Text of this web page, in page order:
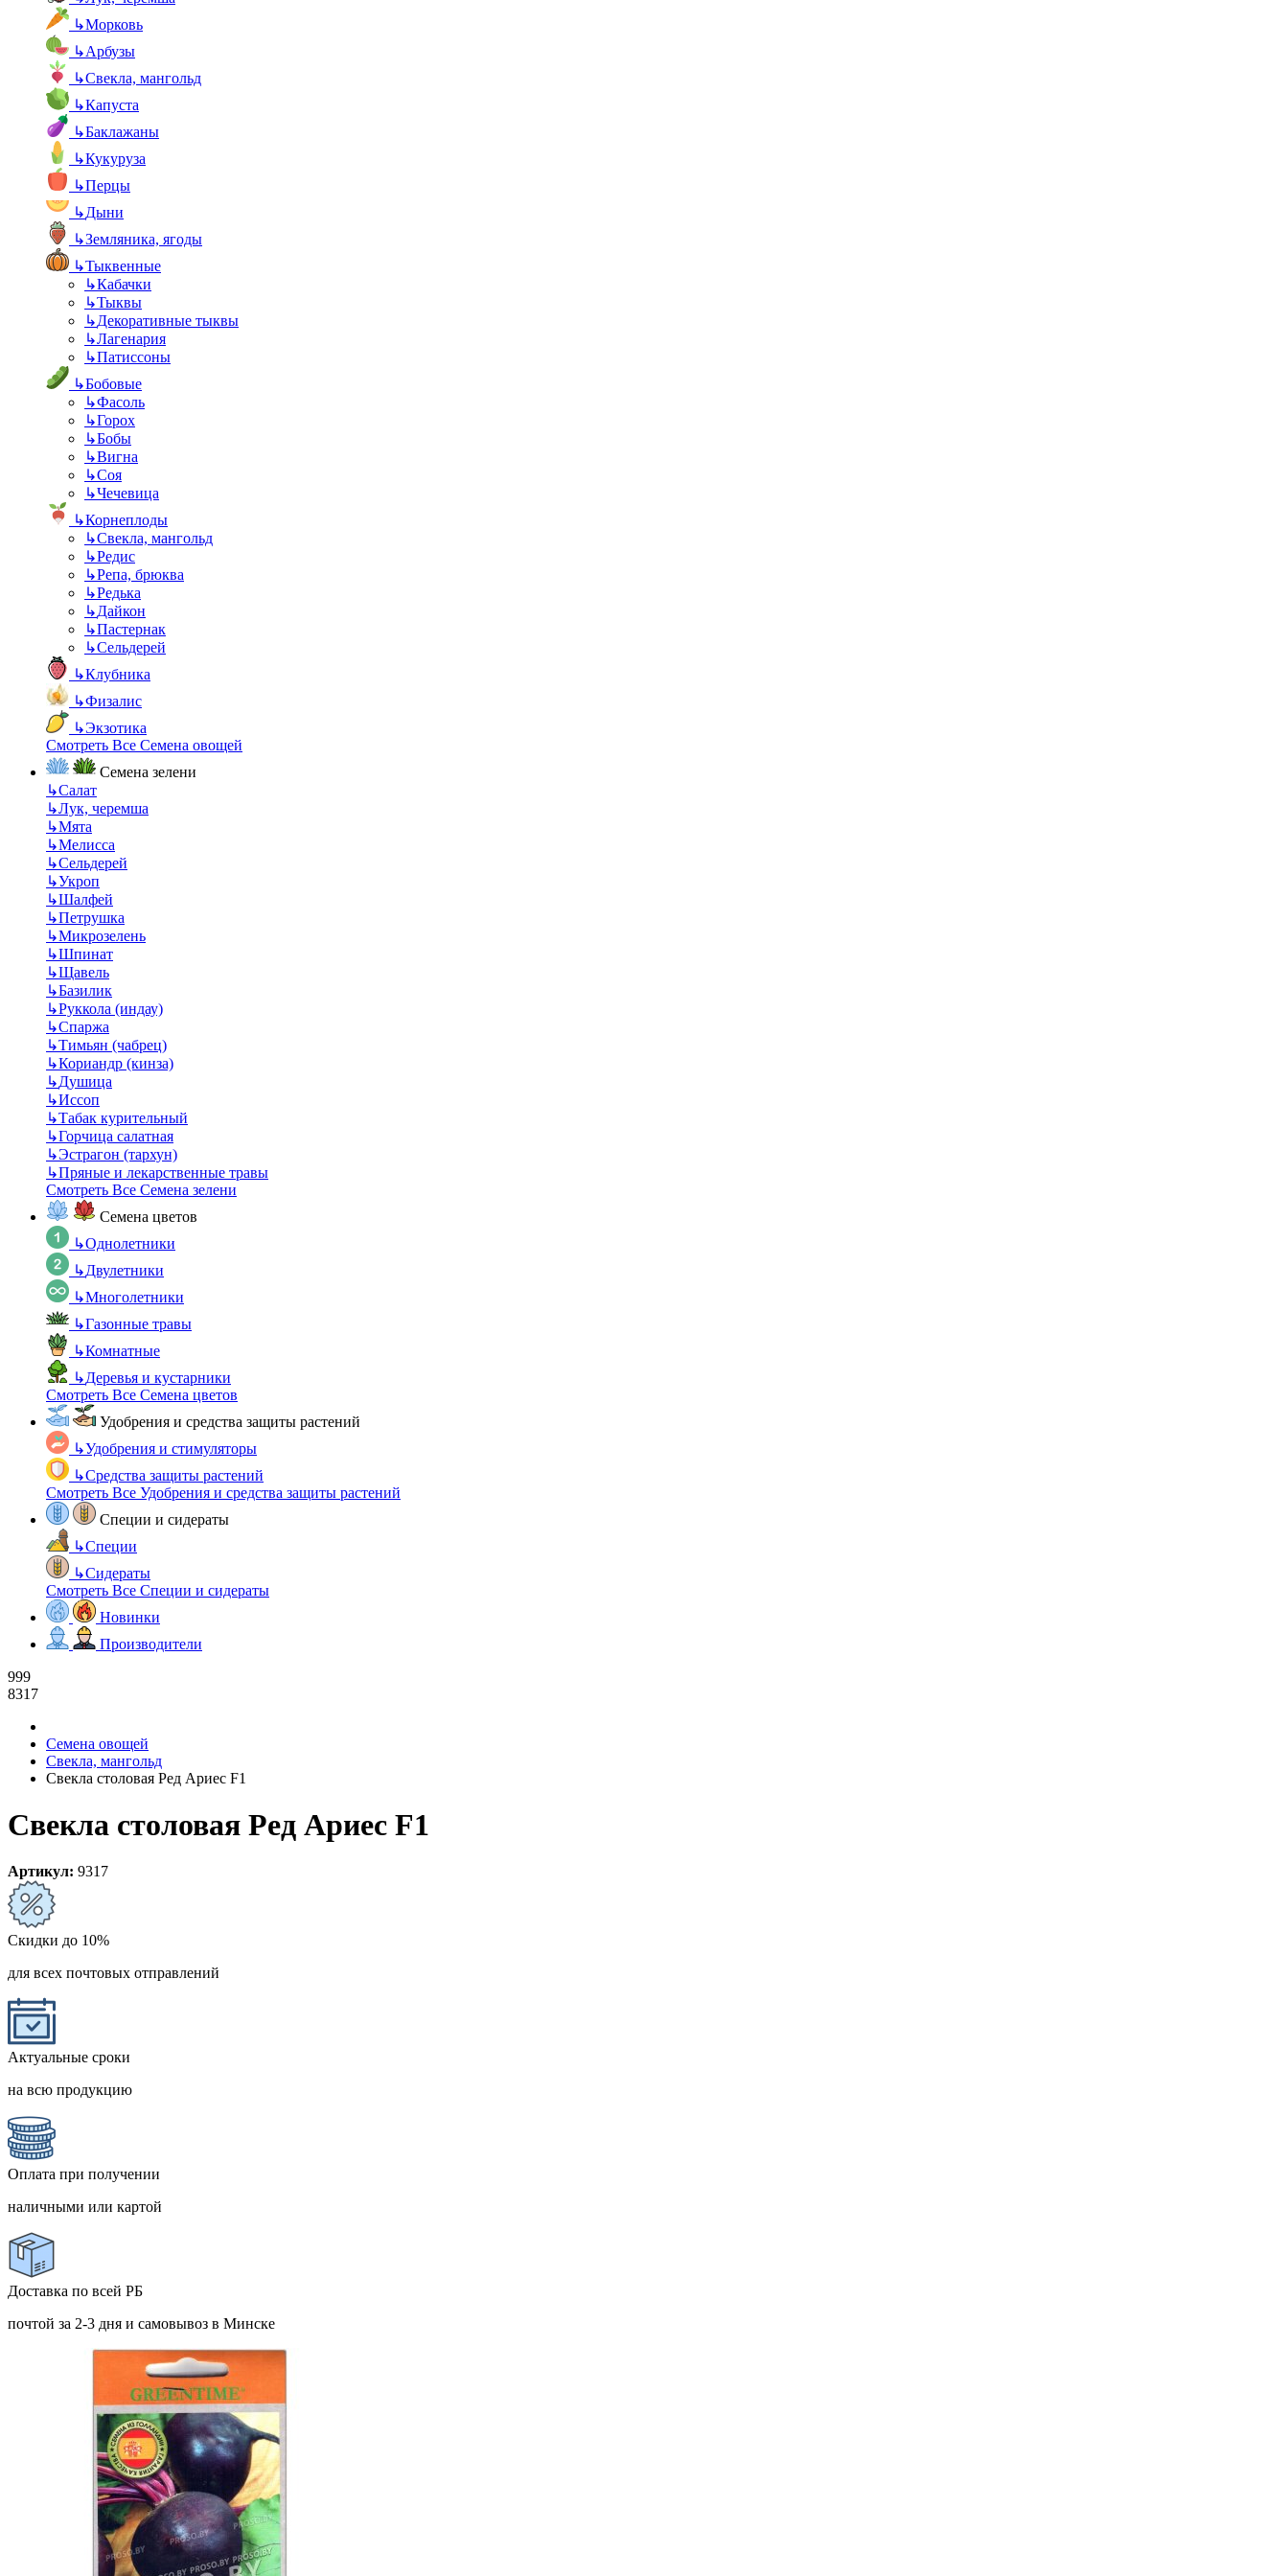
↳Морковь
↳Арбузы
↳Свекла, мангольд
↳Капуста
↳Баклажаны
↳Кукуруза
↳Перцы
↳Дыни
↳Земляника, ягоды
↳Тыквенные
↳Кабачки
↳Тыквы
↳Декоративные тыквы
↳Лагенария
↳Патиссоны
↳Бобовые
↳Фасоль
↳Горох
↳Бобы
↳Вигна
↳Соя
↳Чечевица
↳Корнеплоды
↳Свекла, мангольд
↳Редис
↳Репа, брюква
↳Редька
↳Дайкон
↳Пастернак
↳Сельдерей
↳Клубника
↳Физалис
↳Экзотика
Смотреть Все Семена овощей
Семена зелени
↳Салат
↳Лук, черемша
↳Мята
↳Мелисса
↳Сельдерей
↳Укроп
↳Шалфей
↳Петрушка
↳Микрозелень
↳Шпинат
↳Щавель
↳Базилик
↳Руккола (индау)
↳Спаржа
↳Тимьян (чабрец)
↳Кориандр (кинза)
↳Душица
↳Иссоп
↳Табак курительный
↳Горчица салатная
↳Эстрагон (тархун)
↳Пряные и лекарственные травы
Смотреть Все Семена зелени
Семена цветов
↳Однолетники
↳Двулетники
↳Многолетники
↳Газонные травы
↳Комнатные
↳Деревья и кустарники
Смотреть Все Семена цветов
Удобрения и средства защиты растений
↳Удобрения и стимуляторы
↳Средства защиты растений
Смотреть Все Удобрения и средства защиты растений
Специи и сидераты
↳Специи
↳Сидераты
Смотреть Все Специи и сидераты
Новинки
Производители
999
8317
Семена овощей
Свекла, мангольд
Свекла столовая Ред Ариес F1
Свекла столовая Ред Ариес F1
Артикул: 9317
Скидки до 10%
для всех почтовых отправлений
Актуальные сроки
на всю продукцию
Оплата при получении
наличными или картой
Доставка по всей РБ
почтой за 2-3 дня и самовывоз в Минске